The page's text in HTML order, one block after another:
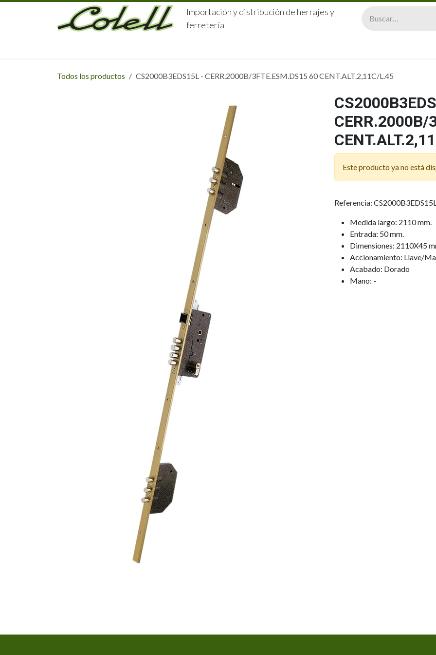
Ir al contenido
Importación y distribución de herrajes y
ferretería
Todos los productos CS2000B3EDS15L - CERR.2000B/3FTE.ESM.DS15 60 CENT.ALT.2,11C/L.45
CERR.2000B/
Este producto ya no está
Referencia:
Medida largo: 2110 mm.
Entrada: 50 mm.
Dimensiones: 2110X45
Accionamiento: Llave/
Acabado: Dorado
Mano: -